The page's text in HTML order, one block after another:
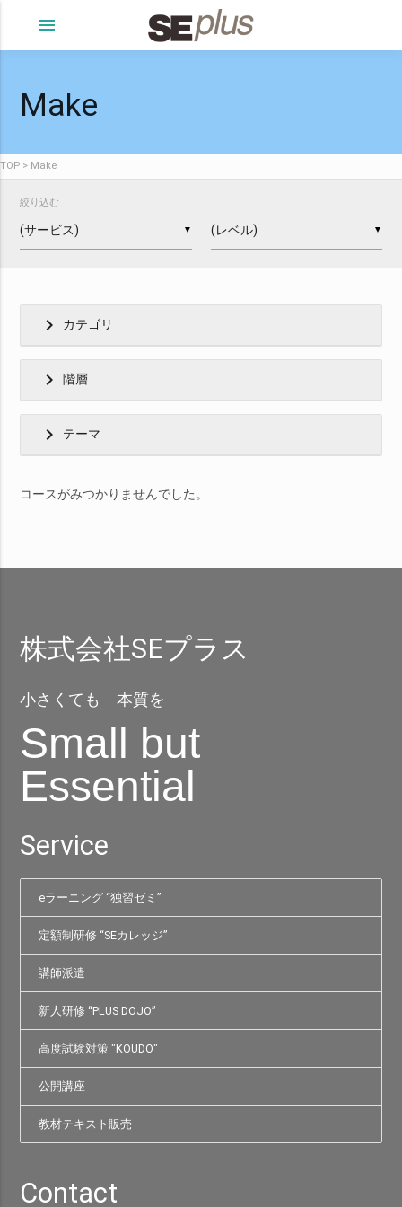
menu
Make
TOP Make
絞り込む
▼ ▼
chevron_right カテゴリ
chevron_right 階層
chevron_right テーマ
コースがみつかりませんでした。
株式会社SEプラス
小さくても 本質を
Small but
Essential
Service
eラーニング “独習ゼミ”
定額制研修 “SEカレッジ”
講師派遣
新人研修 “PLUS DOJO”
高度試験対策 "KOUDO"
公開講座
教材テキスト販売
Contact